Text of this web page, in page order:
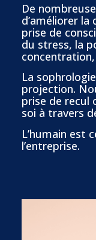
De
d’améliorer
prise de
du stress, la
La
projection.
prise de recul
soi à travers
L’humain est
l’entreprise.